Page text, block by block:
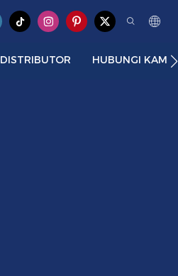
DISTRIBUTOR HUBUNGI KAMI